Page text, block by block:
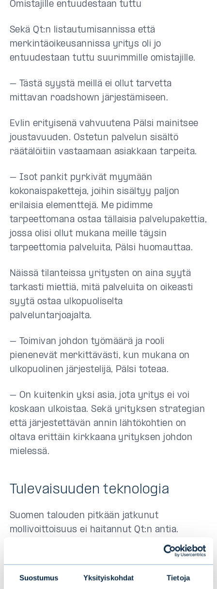
Suostumus Yksityiskohdat Tietoja
Omistajille entuudestaan tuttu
Sekä Qt:n listautumisannissa että
merkintäoikeusannissa yritys oli jo
entuudestaan tuttu suurimmille omistajille.
– Tästä syystä meillä ei ollut tarvetta
mittavan roadshown järjestämiseen.
Evlin erityisenä vahvuutena Pälsi mainitsee
joustavuuden. Ostetun palvelun sisältö
räätälöitiin vastaamaan asiakkaan tarpeita.
– Isot pankit pyrkivät myymään
kokonaispaketteja, joihin sisältyy paljon
erilaisia elementtejä. Me pidimme
tarpeettomana ostaa tällaisia palvelupakettia,
jossa olisi ollut mukana meille täysin
tarpeettomia palveluita, Pälsi huomauttaa.
Näissä tilanteissa yritysten on aina syytä
tarkasti miettiä, mitä palveluita on oikeasti
syytä ostaa ulkopuoliselta
palveluntarjoajalta.
– Toimivan johdon työmäärä ja rooli
pienenevät merkittävästi, kun mukana on
ulkopuolinen järjestelijä, Pälsi toteaa.
– On kuitenkin yksi asia, jota yritys ei voi
koskaan ulkoistaa. Sekä yrityksen strategian
että järjestettävän annin lähtökohtien on
oltava erittäin kirkkaana yrityksen johdon
mielessä.
Tulevaisuuden teknologia
Suomen talouden pitkään jatkunut
mollivoittoisuus ei haitannut Qt:n antia.
– Meillä on suuri ja kasvava markkina
Things (IoT) on tulossa vauhdilla teollisuuden